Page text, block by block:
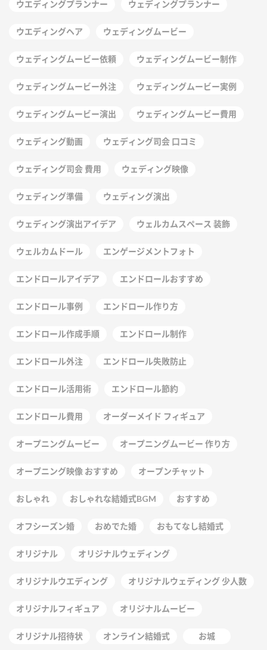
ウエディングプランナー ウェディングプランナー
ウエディングヘア ウェディングムービー
ウェディングムービー依頼 ウェディングムービー制作
ウェディングムービー外注 ウェディングムービー実例
ウェディングムービー演出 ウェディングムービー費用
ウェディング動画 ウェディング司会 口コミ
ウェディング司会 費用 ウェディング映像
ウェディング準備 ウェディング演出
ウェディング演出アイデア ウェルカムスペース 装飾
ウェルカムドール エンゲージメントフォト
エンドロールアイデア エンドロールおすすめ
エンドロール事例 エンドロール作り方
エンドロール作成手順 エンドロール制作
エンドロール外注 エンドロール失敗防止
エンドロール活用術 エンドロール節約
エンドロール費用 オーダーメイド フィギュア
オープニングムービー オープニングムービー 作り方
オープニング映像 おすすめ オープンチャット
おしゃれ おしゃれな結婚式BGM おすすめ
オフシーズン婚 おめでた婚 おもてなし結婚式
オリジナル オリジナルウェディング
オリジナルウエディング オリジナルウェディング 少人数
オリジナルフィギュア オリジナルムービー
オリジナル招待状 オンライン結婚式 お城